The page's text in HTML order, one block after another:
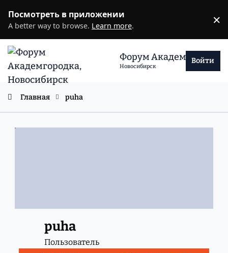
Посмотреть в приложении
A better way to browse. Learn more. ×
Форум Академгородка
Новосибирск
Войти
Главная puha
puha
Пользователь